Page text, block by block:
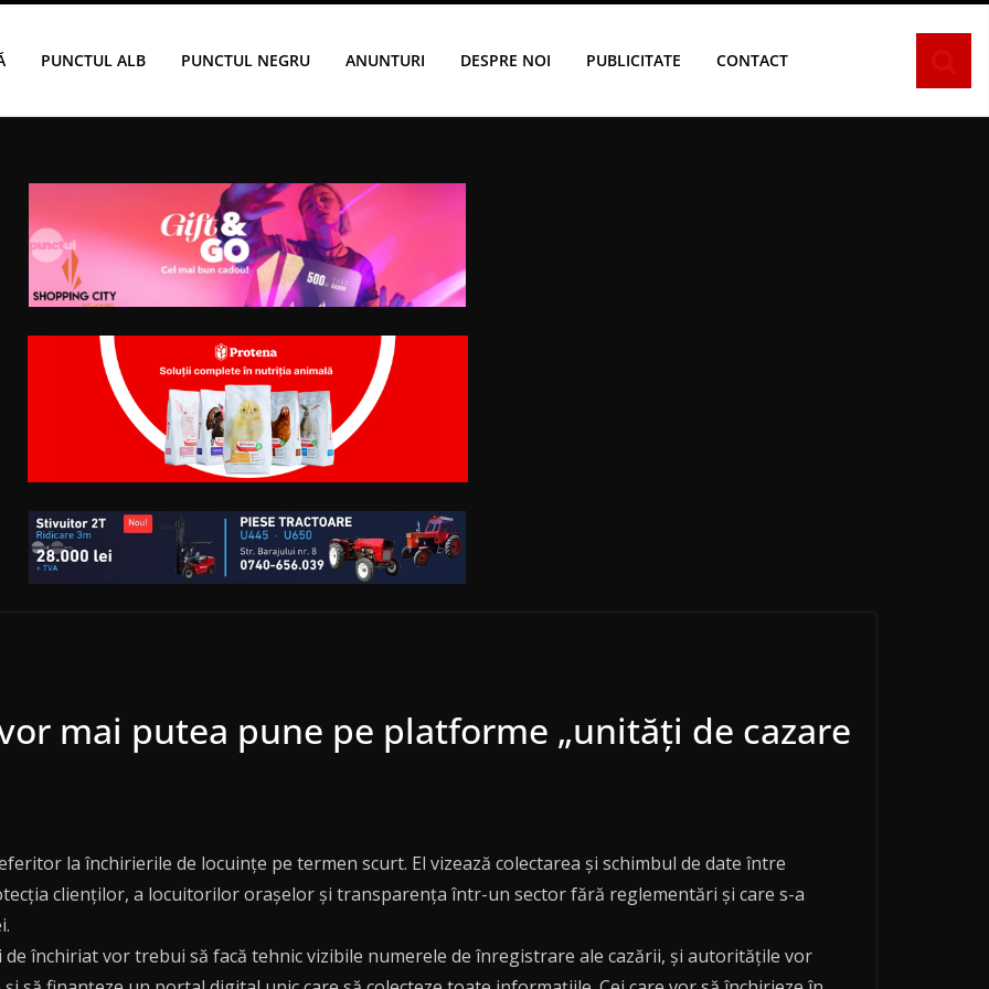
PUNCTUL ALB PUNCTUL NEGRU ANUNTURI DESPRE NOI PUBLICITATE CONTACT
mai putea pune pe platforme „unități de cazare
la închirierile de locuințe pe termen scurt. El vizează colectarea și schimbul de date între
clienților, a locuitorilor orașelor și transparența într-un sector fără reglementări și care s-a
închiriat vor trebui să facă tehnic vizibile numerele de înregistrare ale cazării, și autoritățile vor